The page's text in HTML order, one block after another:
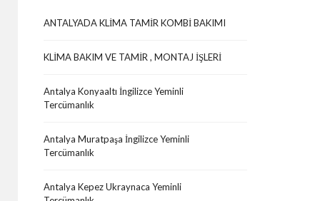
ANTALYADA KLİMA TAMİR KOMBİ BAKIMI
KLİMA BAKIM VE TAMİR , MONTAJ İŞLERİ
Antalya Konyaaltı İngilizce Yeminli
Tercümanlık
Antalya Muratpaşa İngilizce Yeminli
Tercümanlık
Antalya Kepez Ukraynaca Yeminli